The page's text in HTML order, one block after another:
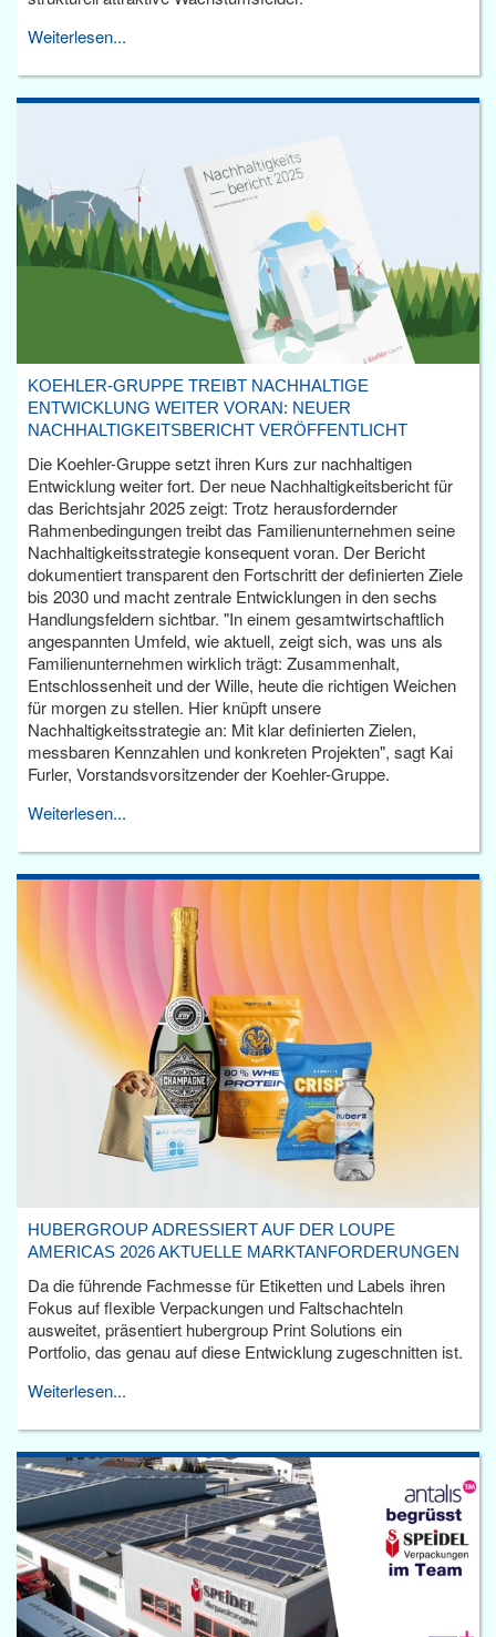
Weiterlesen...
KOEHLER-GRUPPE TREIBT NACHHALTIGE
ENTWICKLUNG WEITER VORAN: NEUER
NACHHALTIGKEITSBERICHT VERÖFFENTLICHT
Die Koehler-Gruppe setzt ihren Kurs zur nachhaltigen
Entwicklung weiter fort. Der neue Nachhaltigkeitsbericht für
das Berichtsjahr 2025 zeigt: Trotz herausfordernder
Rahmenbedingungen treibt das Familienunternehmen seine
Nachhaltigkeitsstrategie konsequent voran. Der Bericht
dokumentiert transparent den Fortschritt der definierten Ziele
bis 2030 und macht zentrale Entwicklungen in den sechs
Handlungsfeldern sichtbar. "In einem gesamtwirtschaftlich
angespannten Umfeld, wie aktuell, zeigt sich, was uns als
Familienunternehmen wirklich trägt: Zusammenhalt,
Entschlossenheit und der Wille, heute die richtigen Weichen
für morgen zu stellen. Hier knüpft unsere
Nachhaltigkeitsstrategie an: Mit klar definierten Zielen,
messbaren Kennzahlen und konkreten Projekten", sagt Kai
Furler, Vorstandsvorsitzender der Koehler-Gruppe.
Weiterlesen...
HUBERGROUP ADRESSIERT AUF DER LOUPE
AMERICAS 2026 AKTUELLE MARKTANFORDERUNGEN
Da die führende Fachmesse für Etiketten und Labels ihren
Fokus auf flexible Verpackungen und Faltschachteln
ausweitet, präsentiert hubergroup Print Solutions ein
Portfolio, das genau auf diese Entwicklung zugeschnitten ist.
Weiterlesen...